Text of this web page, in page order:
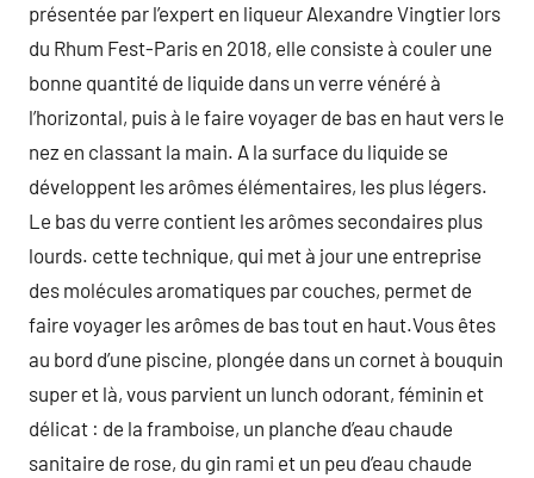
présentée par l’expert en liqueur Alexandre Vingtier lors
du Rhum Fest-Paris en 2018, elle consiste à couler une
bonne quantité de liquide dans un verre vénéré à
l’horizontal, puis à le faire voyager de bas en haut vers le
nez en classant la main. A la surface du liquide se
développent les arômes élémentaires, les plus légers.
Le bas du verre contient les arômes secondaires plus
lourds. cette technique, qui met à jour une entreprise
des molécules aromatiques par couches, permet de
faire voyager les arômes de bas tout en haut.Vous êtes
au bord d’une piscine, plongée dans un cornet à bouquin
super et là, vous parvient un lunch odorant, féminin et
délicat : de la framboise, un planche d’eau chaude
sanitaire de rose, du gin rami et un peu d’eau chaude